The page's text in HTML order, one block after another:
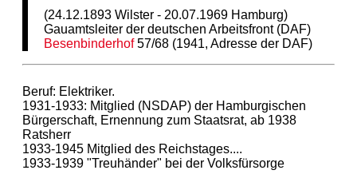
(24.12.1893 Wilster - 20.07.1969 Hamburg)
Gauamtsleiter der deutschen Arbeitsfront (DAF)
Besenbinderhof57/68 (1941, Adresse der DAF)
Beruf: Elektriker.
1931-1933: Mitglied (NSDAP) der Hamburgischen
Bürgerschaft, Ernennung zum Staatsrat, ab 1938
Ratsherr
1933-1945 Mitglied des Reichstages....
1933-1939 "Treuhänder" bei der Volksfürsorge